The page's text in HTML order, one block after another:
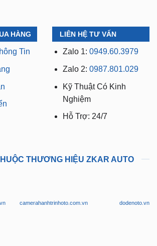
HÀNG
Tin
LIÊN HỆ TƯ VẤN
Zalo 1: 0949.60.3979
Zalo 2: 0987.801.029
Kỹ Thuật Có Kinh
Nghiệm
Hỗ Trợ: 24/7
THƯƠNG HIỆU ZKAR AUTO
camerahanhtrinhoto.com.vn dodenoto.vn